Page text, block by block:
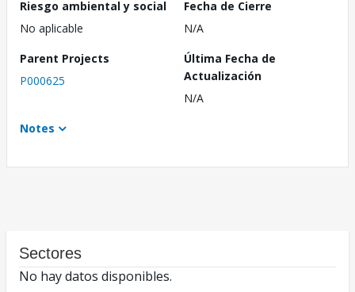
Riesgo ambiental y social
No aplicable
Fecha de Cierre
N/A
Parent Projects
P000625
Última Fecha de
Actualización
N/A
Notes
Sectores
No hay datos disponibles.